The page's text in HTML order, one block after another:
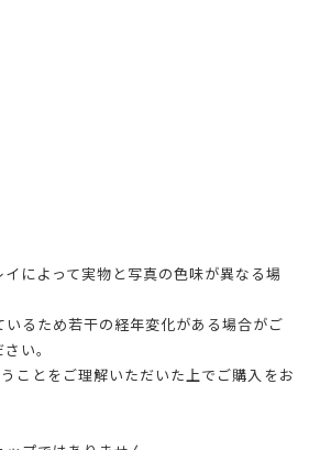
によって実物と写真の色味が異なる場
るため若干の経年変化がある場合がご
い。
ことをご理解いただいた上でご購入をお